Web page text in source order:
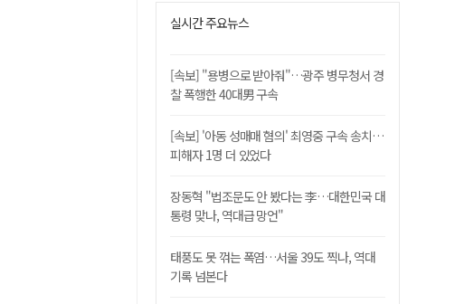
실시간 주요뉴스
[속보] "용병으로 받아줘"…광주 병무청서 경
찰 폭행한 40대男 구속
[속보] '아동 성매매 혐의' 최영중 구속 송치…
피해자 1명 더 있었다
장동혁 "법조문도 안 봤다는 李…대한민국 대
통령 맞나, 역대급 망언"
태풍도 못 꺾는 폭염…서울 39도 찍나, 역대
기록 넘본다